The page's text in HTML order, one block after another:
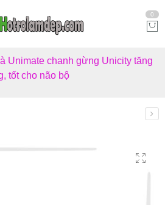
0
Unimate chanh gừng Unicity tăng
tốt cho não bộ